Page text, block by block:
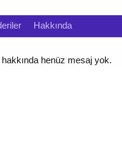
Hakkında
hakkında henüz mesaj yok.